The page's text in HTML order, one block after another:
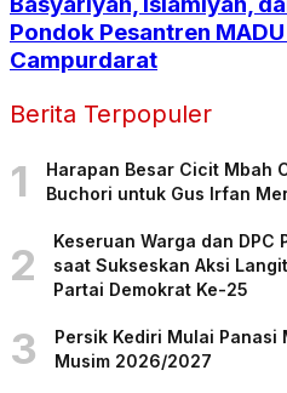
Pondok Pesantren
Campurdarat
Berita Terpopuler
1
Harapan Besar Cicit Mbah
Buchori untuk Gus Irfan
2
Keseruan Warga dan DPC
saat Sukseskan Aksi
Partai Demokrat Ke-25
3
Persik Kediri Mulai Panasi
Musim 2026/2027